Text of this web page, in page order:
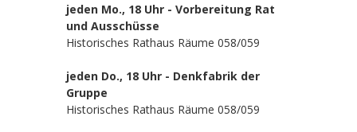
jeden Mo., 18 Uhr - Vorbereitung Rat
und Ausschüsse
Historisches Rathaus Räume 058/059
jeden Do., 18 Uhr - Denkfabrik der
Gruppe
Historisches Rathaus Räume 058/059